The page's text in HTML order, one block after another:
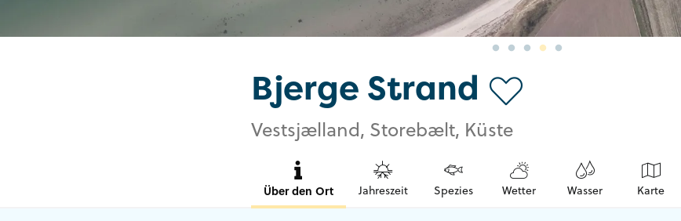
Bjerge Strand
Vestsjælland, Storebælt, Küste
Über den Ort Jahreszeit Spezies Wetter Wasser Karte